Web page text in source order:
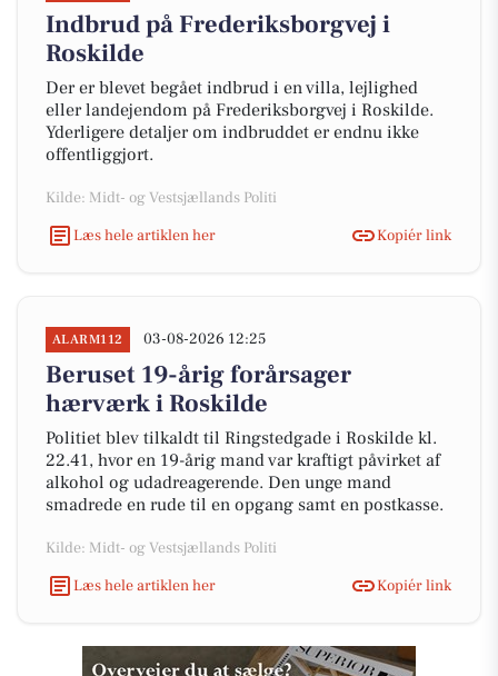
Indbrud på Frederiksborgvej i
Roskilde
Der er blevet begået indbrud i en villa, lejlighed
eller landejendom på Frederiksborgvej i Roskilde.
Yderligere detaljer om indbruddet er endnu ikke
offentliggjort.
Kilde: Midt- og Vestsjællands Politi
Læs hele artiklen her
Kopiér link
ALARM112 03-08-2026 12:25
Beruset 19-årig forårsager
hærværk i Roskilde
Politiet blev tilkaldt til Ringstedgade i Roskilde kl.
22.41, hvor en 19-årig mand var kraftigt påvirket af
alkohol og udadreagerende. Den unge mand
smadrede en rude til en opgang samt en postkasse.
Kilde: Midt- og Vestsjællands Politi
Læs hele artiklen her
Kopiér link